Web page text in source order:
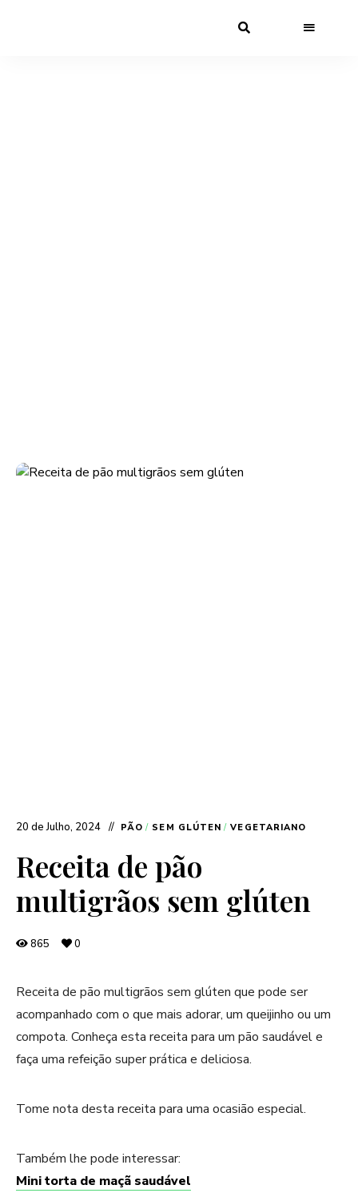
20 de Julho, 2024 PÃO / SEM GLÚTEN / VEGETARIANO
Receita de pão
multigrãos sem glúten
865 0
Receita de pão multigrãos sem glúten que pode ser
acompanhado com o que mais adorar, um queijinho ou um
compota. Conheça esta receita para um pão saudável e
faça uma refeição super prática e deliciosa.
Tome nota desta receita para uma ocasião especial.
Também lhe pode interessar:
Mini torta de maçã saudável